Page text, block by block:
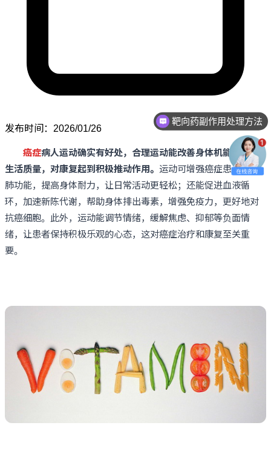
发布时间：2026/01/26
癌症病人运动确实有好处，合理运动能改善身体机能、提升
生活质量，对康复起到积极推动作用。 运动可增强癌症患者的心
肺功能，提高身体耐力，让日常活动更轻松；还能促进血液循
环，加速新陈代谢，帮助身体排出毒素，增强免疫力，更好地对
抗癌细胞。此外，运动能调节情绪，缓解焦虑、抑郁等负面情
绪，让患者保持积极乐观的心态，这对癌症治疗和康复至关重
要。
靶向药副作用处理方法
中西医结合治疗方法